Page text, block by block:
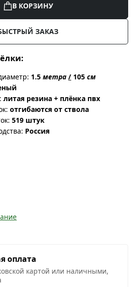
В КОРЗИНУ
ЗАКАЗ
1.5 метра / 105 см
литая резина + плёнка пвх
отгибаются от ствола
519 штук
Россия
оплата
картой или наличными,